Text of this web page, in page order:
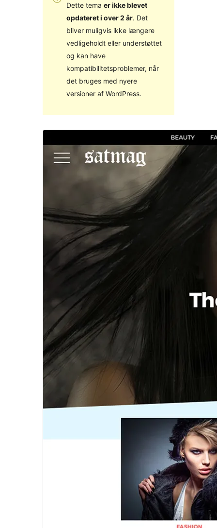
Dette tema er ikke blevet
opdateret i over 2 år. Det
bliver muligvis ikke længere
vedligeholdt eller understøttet
og kan have
kompatibilitetsproblemer, når
det bruges med nyere
versioner af WordPress.